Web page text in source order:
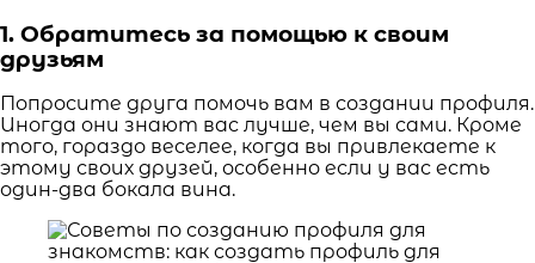
1. Обратитесь за помощью к своим
друзьям
Попросите друга помочь вам в создании профиля.
Иногда они знают вас лучше, чем вы сами. Кроме
того, гораздо веселее, когда вы привлекаете к
этому своих друзей, особенно если у вас есть
один-два бокала вина.